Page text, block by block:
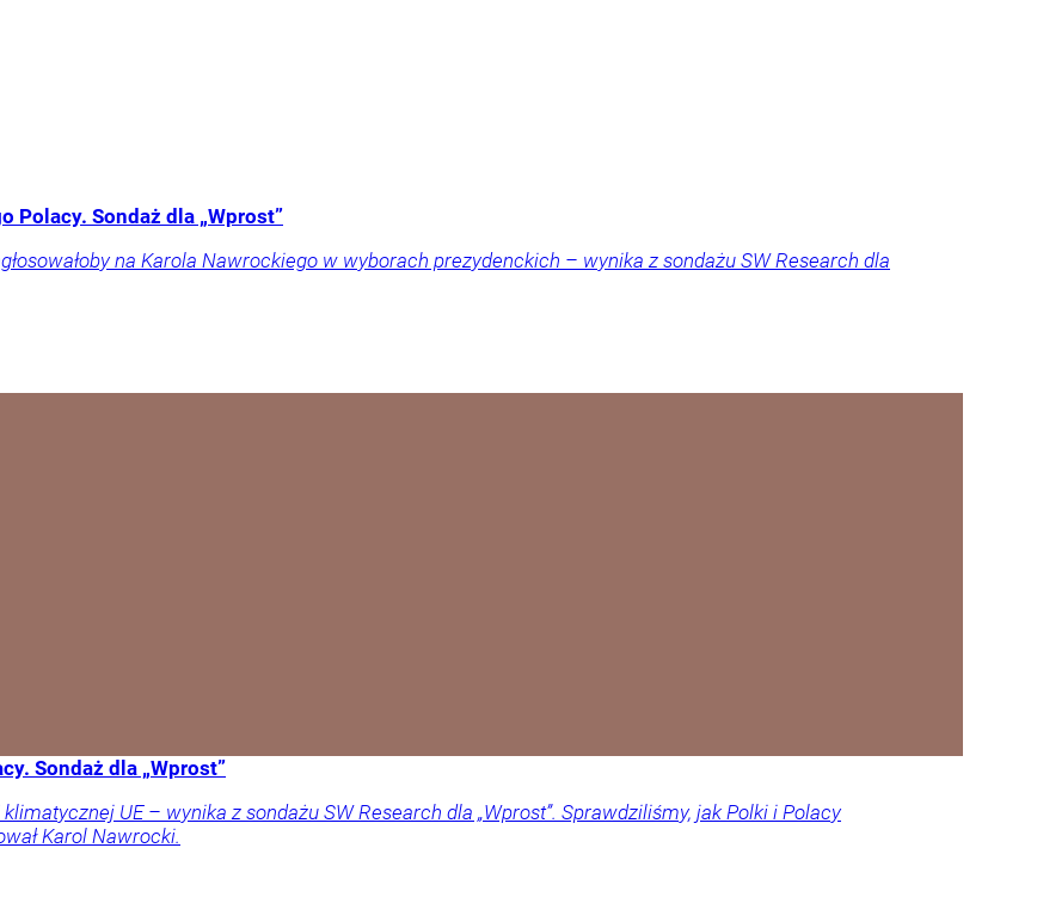
Polacy. Sondaż dla „Wprost”
na Karola Nawrockiego w wyborach prezydenckich – wynika z sondażu SW Research dla
Sondaż dla „Wprost”
UE – wynika z sondażu SW Research dla „Wprost”. Sprawdziliśmy, jak Polki i Polacy
Karol Nawrocki.